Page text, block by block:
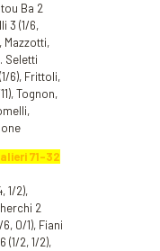
Ba 2
3 (1/6,
Mazzotti,
Seletti
6), Frittoli,
Tognon,
71-32
1/2),
2
0/1), Fiani
(1/2, 1/2),